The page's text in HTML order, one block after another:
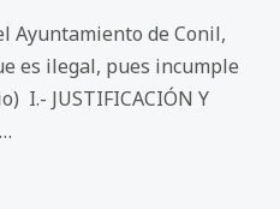
Ayuntamiento de Conil,
es ilegal, pues incumple
I.- JUSTIFICACIÓN Y